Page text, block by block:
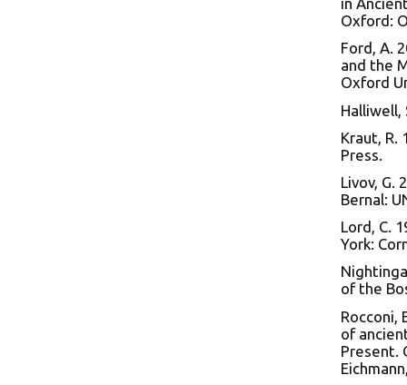
Oxford:
Ford, A.
and the
Oxford
Halliwell,
Kraut, R.
Press.
Livov, G.
Bernal:
Lord, C.
York:
of the
Rocconi,
of
Present.